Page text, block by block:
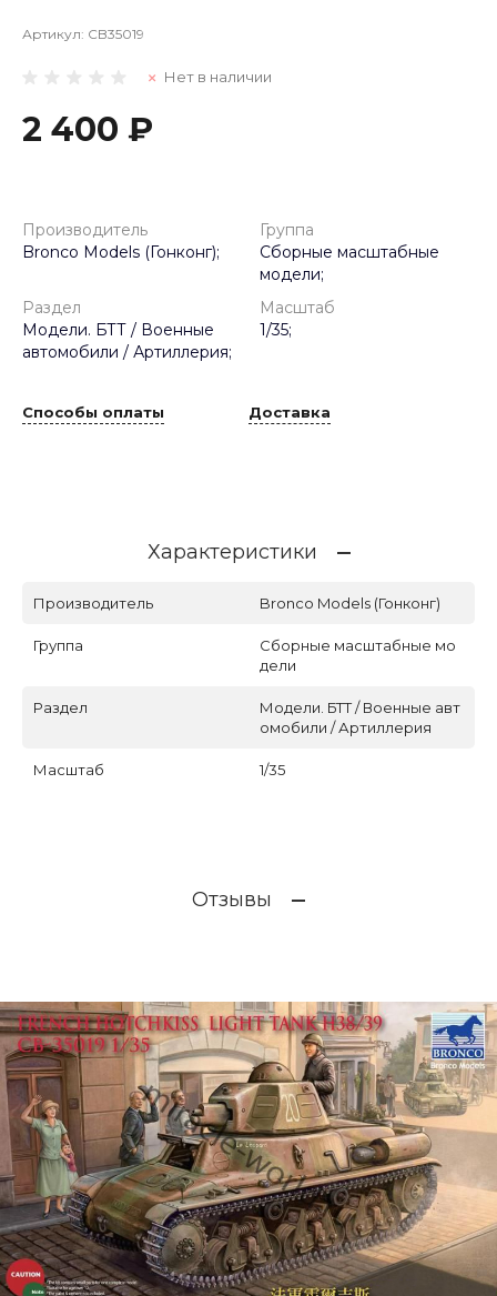
Артикул: CB35019
Нет в наличии
2 400 ₽
Производитель
Bronco Models (Гонконг);
Группа
Сборные масштабные
модели;
Раздел
Модели. БТТ / Военные
автомобили / Артиллерия;
Масштаб
1/35;
Способы оплаты Доставка
Характеристики
Производитель Bronco Models (Гонконг)
Группа
Сборные масштабные мо
дели
Раздел
Модели. БТТ / Военные авт
омобили / Артиллерия
Масштаб 1/35
Отзывы